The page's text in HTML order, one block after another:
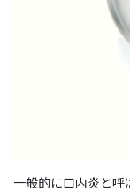
一般的に口内炎と